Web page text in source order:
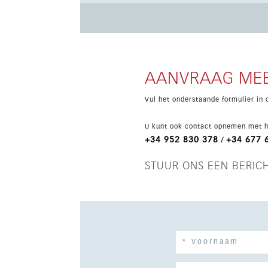
AANVRAAG
Vul het onderstaande formulier
U kunt ook contact opnemen met
+34 952 830 378 / +34 677
STUUR ONS EEN